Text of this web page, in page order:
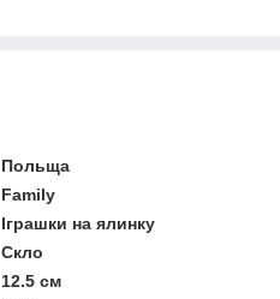
Польща
Family
Іграшки на ялинку
Скло
12.5 см